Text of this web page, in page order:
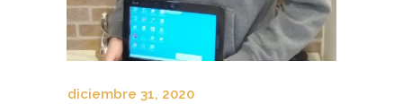
diciembre 31, 2020